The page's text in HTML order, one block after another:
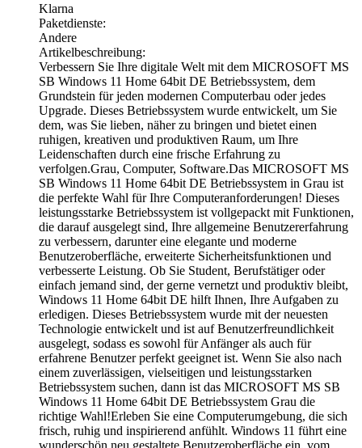
Klarna
Paketdienste:
Andere
Artikelbeschreibung:
Verbessern Sie Ihre digitale Welt mit dem MICROSOFT MS
SB Windows 11 Home 64bit DE Betriebssystem, dem
Grundstein für jeden modernen Computerbau oder jedes
Upgrade. Dieses Betriebssystem wurde entwickelt, um Sie
dem, was Sie lieben, näher zu bringen und bietet einen
ruhigen, kreativen und produktiven Raum, um Ihre
Leidenschaften durch eine frische Erfahrung zu
verfolgen.Grau, Computer, Software.Das MICROSOFT MS
SB Windows 11 Home 64bit DE Betriebssystem in Grau ist
die perfekte Wahl für Ihre Computeranforderungen! Dieses
leistungsstarke Betriebssystem ist vollgepackt mit Funktionen,
die darauf ausgelegt sind, Ihre allgemeine Benutzererfahrung
zu verbessern, darunter eine elegante und moderne
Benutzeroberfläche, erweiterte Sicherheitsfunktionen und
verbesserte Leistung. Ob Sie Student, Berufstätiger oder
einfach jemand sind, der gerne vernetzt und produktiv bleibt,
Windows 11 Home 64bit DE hilft Ihnen, Ihre Aufgaben zu
erledigen. Dieses Betriebssystem wurde mit der neuesten
Technologie entwickelt und ist auf Benutzerfreundlichkeit
ausgelegt, sodass es sowohl für Anfänger als auch für
erfahrene Benutzer perfekt geeignet ist. Wenn Sie also nach
einem zuverlässigen, vielseitigen und leistungsstarken
Betriebssystem suchen, dann ist das MICROSOFT MS SB
Windows 11 Home 64bit DE Betriebssystem Grau die
richtige Wahl!Erleben Sie eine Computerumgebung, die sich
frisch, ruhig und inspirierend anfühlt. Windows 11 führt eine
wunderschön neu gestaltete Benutzeroberfläche ein, vom